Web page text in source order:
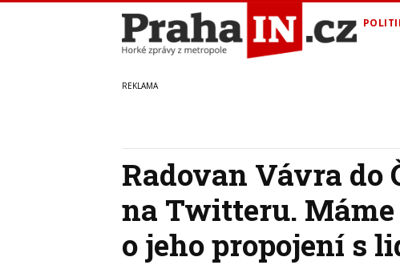
Radovan Vávra do
na Twitteru.
o jeho propojení s